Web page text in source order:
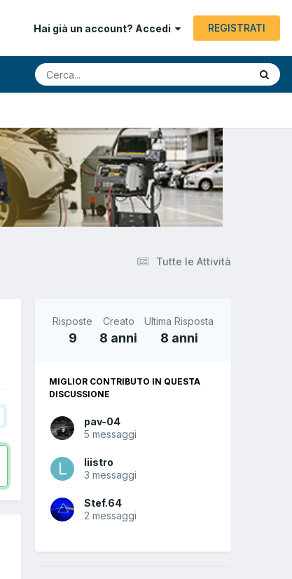
Hai già un account? Accedi REGISTRATI
Tutte le Attività
Risposte
9
Creato
8 anni
Ultima Risposta
8 anni
MIGLIOR CONTRIBUTO IN QUESTA
DISCUSSIONE
pav-04
5 messaggi
liistro
3 messaggi
Stef.64
2 messaggi